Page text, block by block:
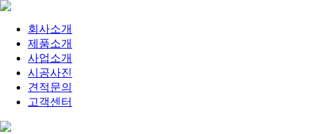
회사소개
제품소개
사업소개
시공사진
견적문의
고객센터